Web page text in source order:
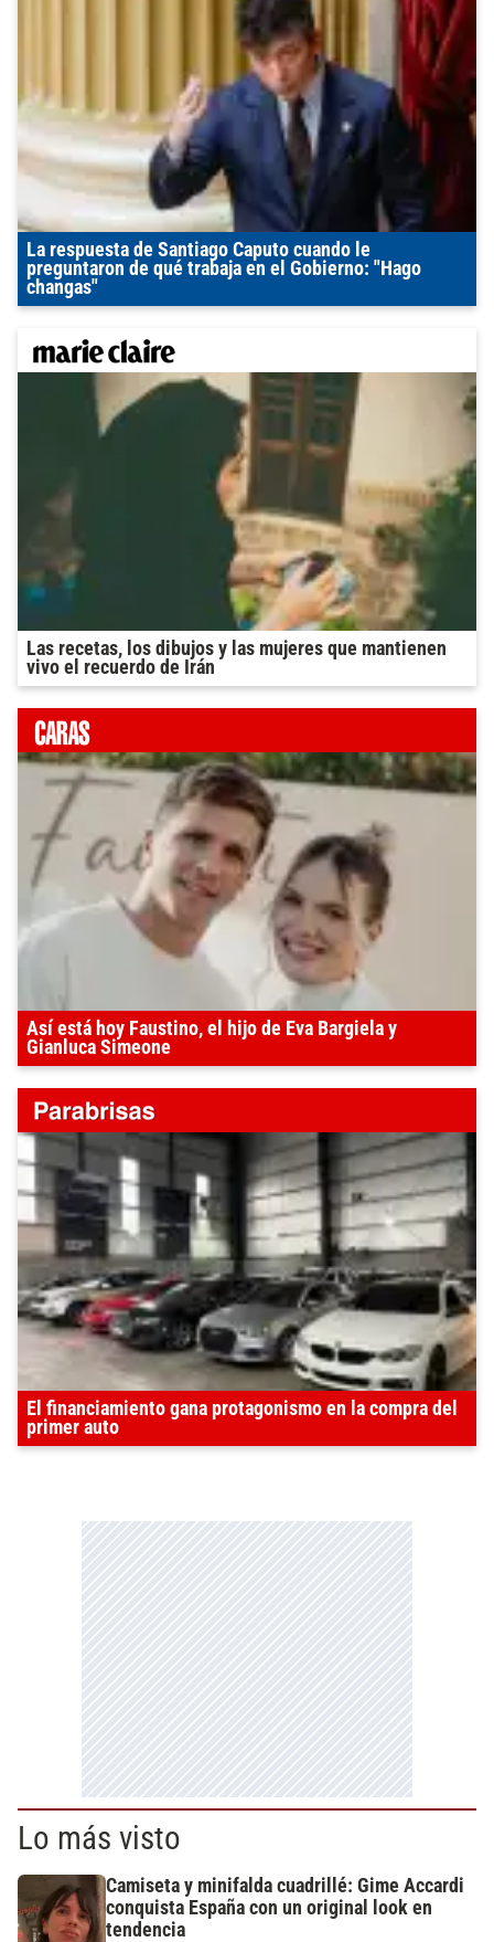
La respuesta de Santiago Caputo cuando le
preguntaron de qué trabaja en el Gobierno: "Hago
changas"
Las recetas, los dibujos y las mujeres que mantienen
vivo el recuerdo de Irán
Así está hoy Faustino, el hijo de Eva Bargiela y
Gianluca Simeone
El financiamiento gana protagonismo en la compra del
primer auto
Lo más visto
Camiseta y minifalda cuadrillé: Gime Accardi
conquista España con un original look en
tendencia